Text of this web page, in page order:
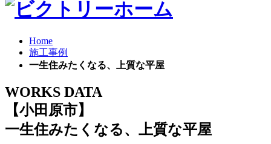
Home
施工事例
一生住みたくなる、上質な平屋
WORKS DATA
【小田原市】
一生住みたくなる、上質な平屋